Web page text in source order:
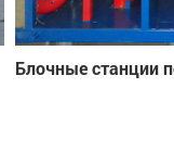
Блочные станции